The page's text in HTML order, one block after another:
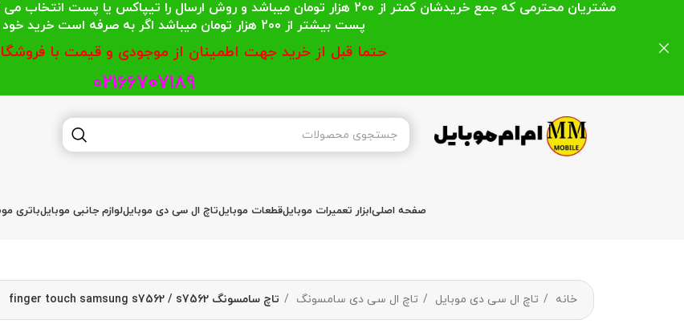
صفحه اصلیابزار تعمیرات موبایلقطعات موبایلتاچ ال سی دی موبایللوازم جانبی موبایلباتری
خانه تاچ ال سی دی موبایل تاچ ال سی دی سامسونگ تاچ سامسونگ finger touch samsung s7562 / s7562
مشتریان محترمی که جمع خریدشان کمتر از 200 هزار تومان میباشد و روش ارسال را
پست بیشتر از 200 هزار تومان میباشد اگر به صرفه است خرید خود را انجام دهند.
حتما قبل از خرید جهت اطمینان از موجودی و قیمت با
02166707189